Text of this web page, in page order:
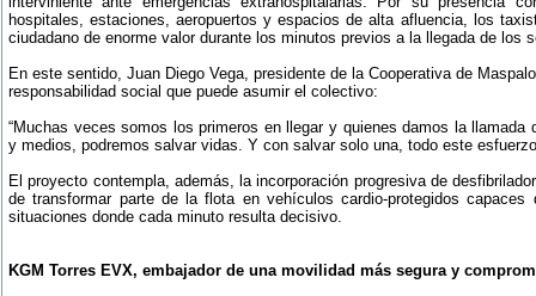
hospitales, estaciones, aeropuertos y espacios de alta afluencia, los
ciudadano de enorme valor durante los minutos previos a la llegada de los
En este sentido, Juan Diego Vega, presidente de la Cooperativa de
responsabilidad social que puede asumir el colectivo:
“Muchas veces somos los primeros en llegar y quienes damos la llamada
y medios, podremos salvar vidas. Y con salvar solo una, todo este
El proyecto contempla, además, la incorporación progresiva de
de transformar parte de la flota en vehículos cardio-protegidos capaces
situaciones donde cada minuto resulta decisivo.
KGM Torres EVX, embajador de una movilidad más segura y